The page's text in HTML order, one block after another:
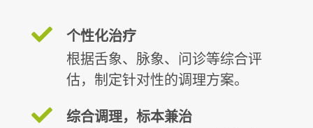
个性化治疗
根据舌象、脉象、问诊等综合评
估，制定针对性的调理方案。
综合调理，标本兼治